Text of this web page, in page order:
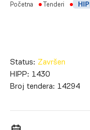
Početna Tenderi
Status: Završen
HIPP: 1430
Broj tendera: 14294